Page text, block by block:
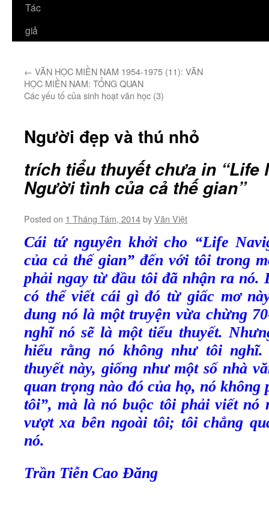
Tác
giả
← VĂN HỌC MIỀN NAM 1954-1975 (11): VĂN
HỌC MIỀN NAM: TỔNG QUAN
Các yếu tố của sinh hoạt văn học (3)
Người đẹp và thú nhỏ
trích tiểu thuyết chưa in “Life
Người tình của cả thế gian”
Posted on 1 Tháng Tám, 2014byVăn Việt
Cái tứ nguyên khởi cho “Life
của cả thế gian” đến với tôi trong
phải ngay từ đầu tôi đã nhận ra nó.
có thể viết cái gì đó từ giấc mơ
dung nó là một truyện vừa chừng
nghĩ nó sẽ là một tiểu thuyết. Nh
hiểu rằng nó không như tôi nghĩ.
thuyết này, giống như một số nhà
quan trọng nào đó của họ, nó
tôi”, mà là nó buộc tôi phải viết nó
vượt xa bên ngoài tôi; tôi chẳng
nó.
Trần Tiễn Cao Đăng